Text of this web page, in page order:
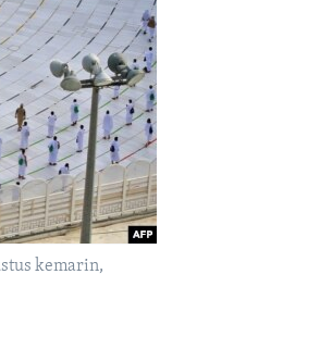
kemarin,